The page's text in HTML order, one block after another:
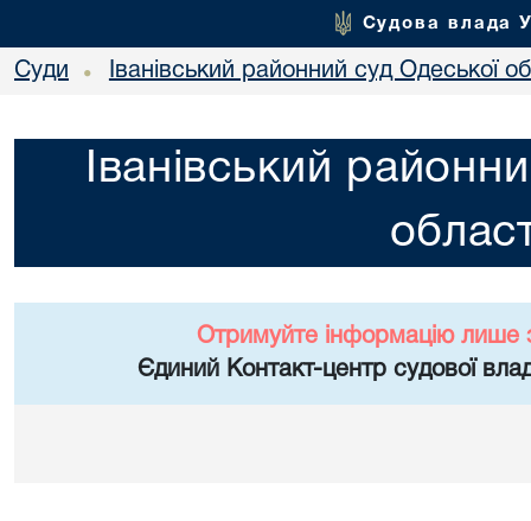
Судова влада
Суди • Іванівський районний суд Одеської
Іванівський
Отримуйте інформацію лише
Єдиний Контакт-центр судової